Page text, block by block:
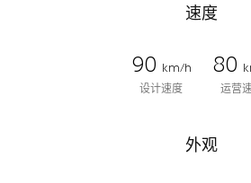
速度
90
km/h
设计速度
80
运营
外观